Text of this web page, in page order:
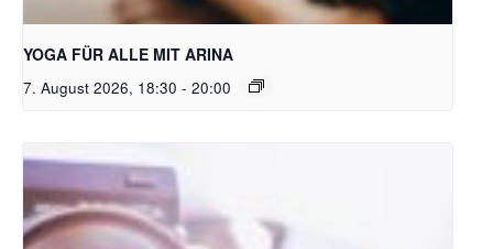
Bild: Pixabay free
YOGA FÜR ALLE MIT ARINA
7. August 2026, 18:30 - 20:00